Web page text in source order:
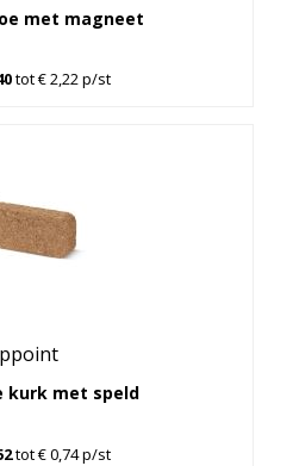
met magneet
tot € 2,22 p/st
kurk met speld
tot € 0,74 p/st